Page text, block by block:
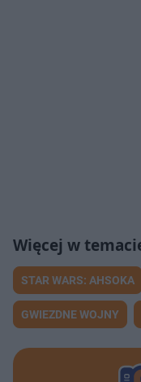
STAR WARS: AHSOKA
GWIEZDNE WOJNY